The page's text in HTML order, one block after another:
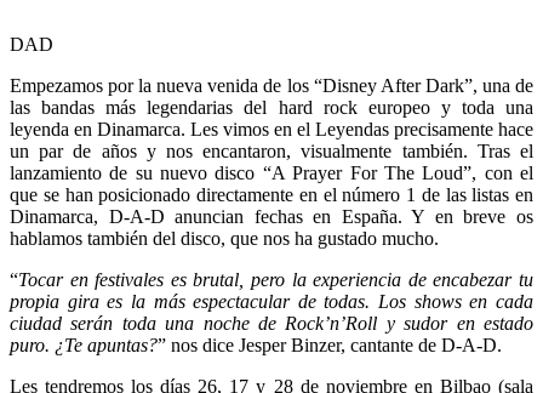
DAD
Empezamos por la nueva venida de los “Disney After Dark”, una de
las bandas más legendarias del hard rock europeo y toda una
leyenda en Dinamarca. Les vimos en el Leyendas precisamente hace
un par de años y nos encantaron, visualmente también. Tras el
lanzamiento de su nuevo disco “A Prayer For The Loud”, con el
que se han posicionado directamente en el número 1 de las listas en
Dinamarca, D-A-D anuncian fechas en España. Y en breve os
hablamos también del disco, que nos ha gustado mucho.
“Tocar en festivales es brutal, pero la experiencia de encabezar tu
propia gira es la más espectacular de todas. Los shows en cada
ciudad serán toda una noche de Rock’n’Roll y sudor en estado
puro. ¿Te apuntas?” nos dice Jesper Binzer, cantante de D-A-D.
Les tendremos los días 26, 17 y 28 de noviembre en Bilbao (sala